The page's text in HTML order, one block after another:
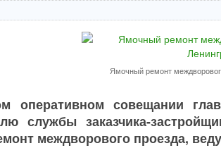
Ямочный ремонт
оперативном совещании
службы заказчика-
междворового проезда,